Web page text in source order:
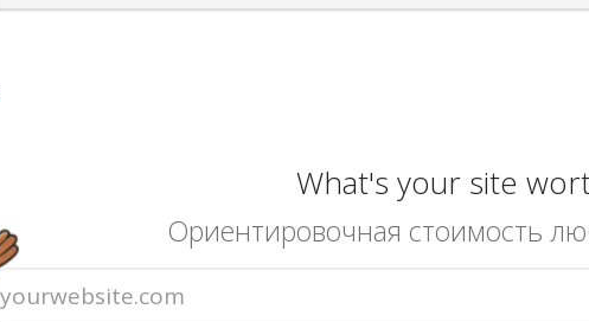
What's your site
Ориентировочная стоимость